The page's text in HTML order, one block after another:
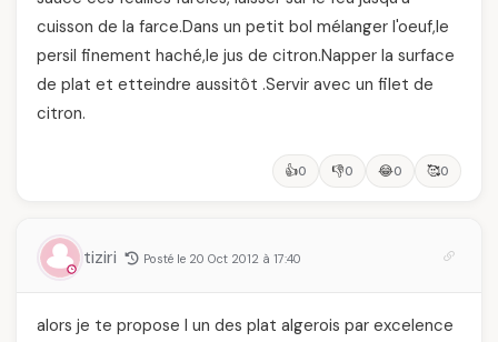
cuisson de la farce.Dans un petit bol mélanger l'oeuf,le
persil finement haché,le jus de citron.Napper la surface
de plat et etteindre aussitôt .Servir avec un filet de
citron.
👍0 👎0 😂0 🥰0
tiziri Posté le 20 Oct 2012 à 17:40
alors je te propose l un des plat algerois par excelence